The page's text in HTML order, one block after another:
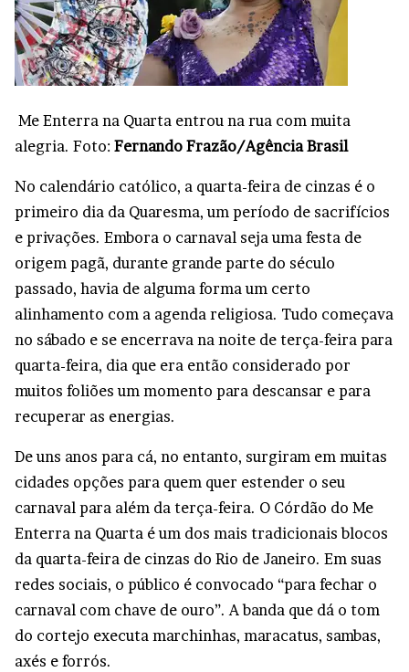
Me Enterra na Quarta entrou na rua com muita
alegria. Foto: Fernando Frazão/Agência Brasil
No calendário católico, a quarta-feira de cinzas é o
primeiro dia da Quaresma, um período de sacrifícios
e privações. Embora o carnaval seja uma festa de
origem pagã, durante grande parte do século
passado, havia de alguma forma um certo
alinhamento com a agenda religiosa. Tudo começava
no sábado e se encerrava na noite de terça-feira para
quarta-feira, dia que era então considerado por
muitos foliões um momento para descansar e para
recuperar as energias.
De uns anos para cá, no entanto, surgiram em muitas
cidades opções para quem quer estender o seu
carnaval para além da terça-feira. O Córdão do Me
Enterra na Quarta é um dos mais tradicionais blocos
da quarta-feira de cinzas do Rio de Janeiro. Em suas
redes sociais, o público é convocado “para fechar o
carnaval com chave de ouro”. A banda que dá o tom
do cortejo executa marchinhas, maracatus, sambas,
axés e forrós.